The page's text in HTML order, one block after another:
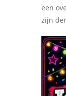
een
zijn